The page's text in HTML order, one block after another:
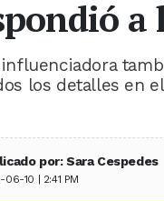
a
influenciadora
los detalles en
por: Sara Cespedes
06-10 | 2:41 PM